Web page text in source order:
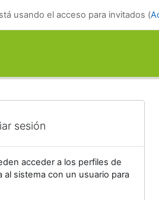
usando el acceso para invitados (
sesión
acceder a los perfiles de
al sistema con un usuario para